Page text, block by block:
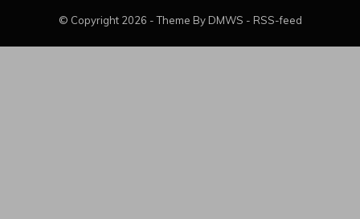
© Copyright 2026 - Theme By DMWS - RSS-feed